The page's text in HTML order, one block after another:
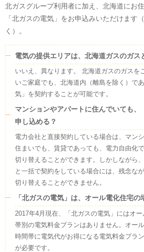
tk67
よかった点(メリット)
手続きも簡単で、工事に来た人に申込み
書いて終わりといたってシンプルでした。
気になった点(デメリット)
あまりに簡単すぎてちゃんと手続きされ
卸電力取引所
LNG火力
石炭火力
FIT電気
風力
バイオマス
その他
実績値を元に公開されているすべての電源構成に
者にあたる小売電気事業者が保有する原子力発電
ら、市場調達、常時バックアップ、インバランス
所が含まれません。今後、原子力発電所が稼働し
による電気が含まれてくることが想定されます。
FIT電気について
外の方も含め、電気をご利用のすべての皆様から
ており、この電気のCO2排出量については、火力
均の電気のCO2排出量を持った電気として扱われ
北ガスグループ利用者に加え、北海道にお
「北ガスの電気」をお申込みいただけます
く）。
電気の提供エリアは、北海道ガスのガス
いいえ、異なります。 北海道ガスのガスを
いご家庭でも、北海道内（離島を除く）で
気」を契約することが可能です。
マンションやアパートに住んでいても、
申し込める？
電力会社と直接契約している場合は、マン
住まいでも、賃貸であっても、電力自由化
切り替えることができます。しかしながら
と一括で契約をしている場合には、残念な
切り替えることができません。
「北ガスの電気」は、オール電化住宅の
2017年4月現在、「北ガスの電気」にはオ
帯別の電気料金プランはありません。オー
時間帯に電気代がお得になる電気料金プラ
が必要です。